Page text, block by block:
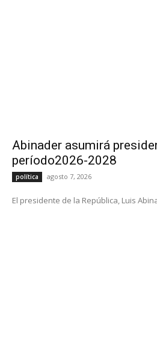
Abinader asumirá
período2026-2028
política agosto 7, 2026
El presidente de la República, Luis